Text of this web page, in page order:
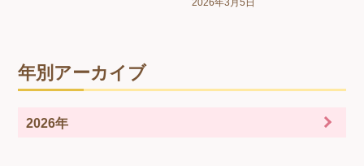
年別アーカイブ
2026年